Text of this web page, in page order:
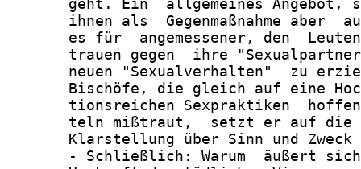
geht. Ein  allgemeines Angebot,
ihnen als  Gegenmaßnahme aber
es für  angemessener, den
trauen gegen  ihre
neuen "Sexualverhalten"  zu
Bischöfe, die gleich auf eine
tionsreichen Sexpraktiken
teln mißtraut,  setzt er auf
Klarstellung über Sinn und Zweck
- Schließlich: Warum  äußert